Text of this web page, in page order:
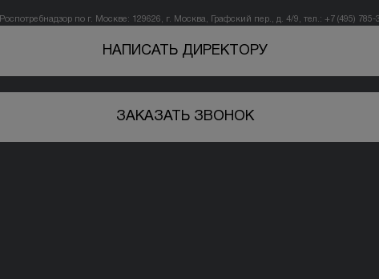
Роспотребнадзор по г. Москве: 129626, г. Москва, Графский пер., д. 4/9, тел.: +7 (495) 785-
НАПИСАТЬ ДИРЕКТОРУ
ЗАКАЗАТЬ ЗВОНОК